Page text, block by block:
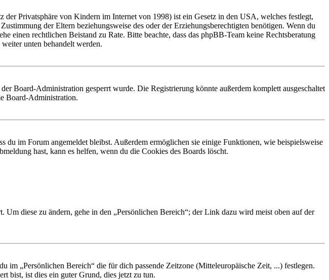
Privatsphäre von Kindern im Internet von 1998) ist ein Gesetz in den USA, welches festlegt,
der Eltern beziehungsweise des oder der Erziehungsberechtigten benötigen. Wenn du
einen rechtlichen Beistand zu Rate. Bitte beachte, dass das phpBB-Team keine Rechtsberatung
unten behandelt werden.
Board-Administration gesperrt wurde. Die Registrierung könnte außerdem komplett ausgeschaltet
Board-Administration.
im Forum angemeldet bleibst. Außerdem ermöglichen sie einige Funktionen, wie beispielsweise
hast, kann es helfen, wenn du die Cookies des Boards löscht.
diese zu ändern, gehe in den „Persönlichen Bereich“; der Link dazu wird meist oben auf der
„Persönlichen Bereich“ die für dich passende Zeitzone (Mitteleuropäische Zeit, ...) festlegen.
bist, ist dies ein guter Grund, dies jetzt zu tun.